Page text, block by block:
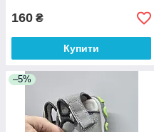
160 ₴
Купити
–5%